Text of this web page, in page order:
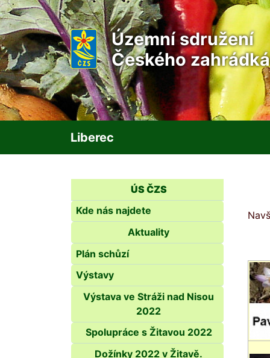
Územní sdružení
Českého
Liberec
ÚS ČZS
Kde nás najdete
Aktuality
Plán schůzí
Výstavy
Výstava ve Stráži nad Nisou
2022
Spolupráce s Žitavou 2022
Dožínky 2022 v Žitavě.